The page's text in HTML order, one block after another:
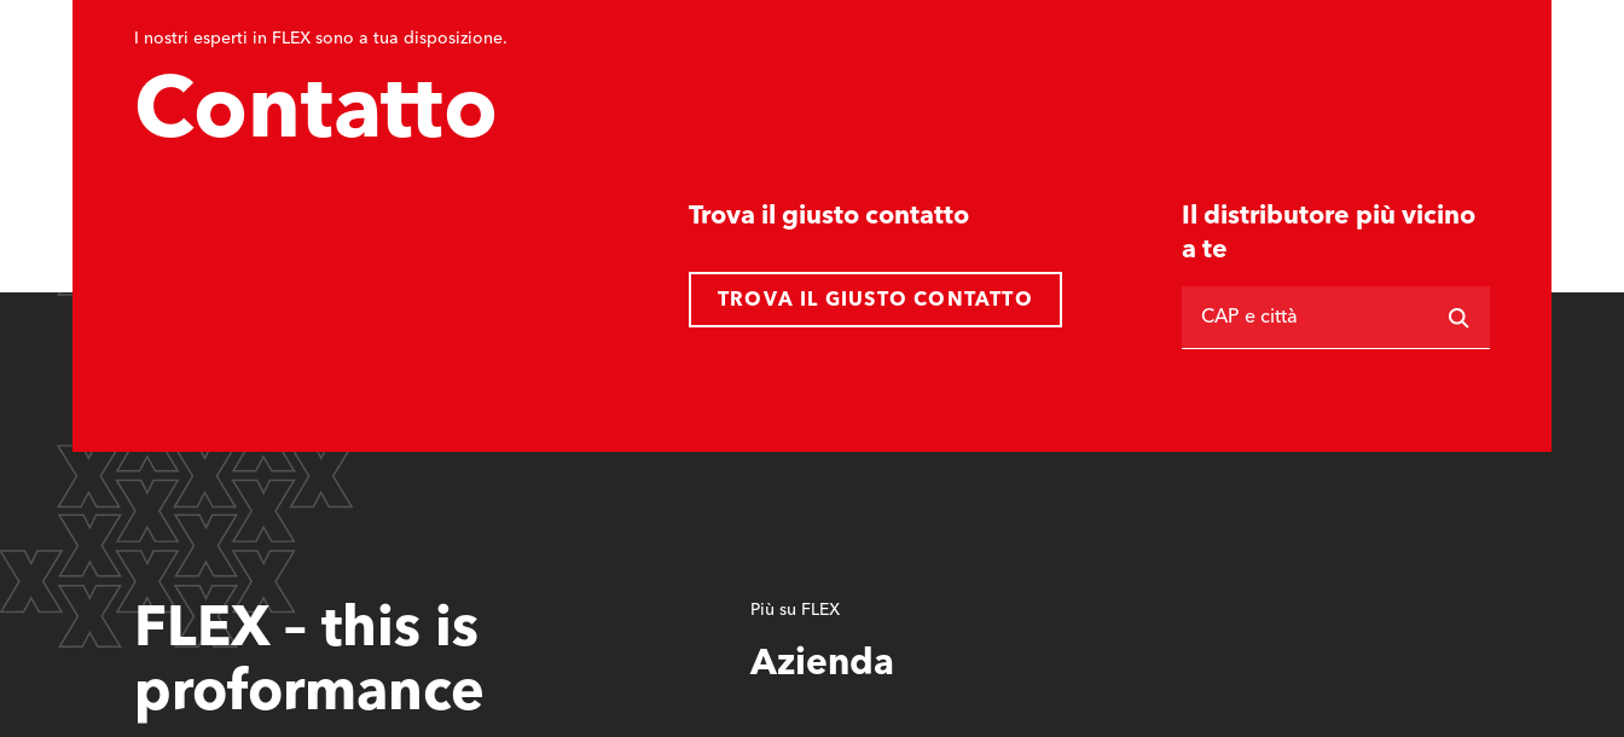
I nostri esperti in FLEX sono a tua disposizione.
Contatto
Trova il giusto contatto
TROVA IL GIUSTO CONTATTO
Il distributore più vicino
a te
CAP e città
FLEX – this is
proformance
Più su FLEX
Azienda